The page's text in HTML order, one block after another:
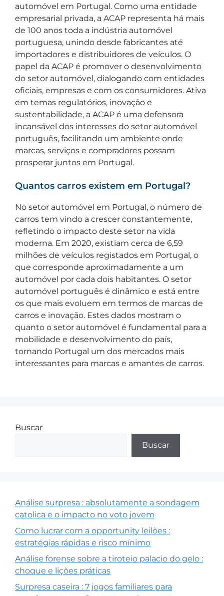
automóvel em Portugal. Como uma entidade
empresarial privada, a ACAP representa há mais
de 100 anos toda a indústria automóvel
portuguesa, unindo desde fabricantes até
importadores e distribuidores de veículos. O
papel da ACAP é promover o desenvolvimento
do setor automóvel, dialogando com entidades
oficiais, empresas e com os consumidores. Ativa
em temas regulatórios, inovação e
sustentabilidade, a ACAP é uma defensora
incansável dos interesses do setor automóvel
português, facilitando um ambiente onde
marcas, serviços e compradores possam
prosperar juntos em Portugal.
Quantos carros existem em Portugal?
No setor automóvel em Portugal, o número de
carros tem vindo a crescer constantemente,
refletindo o impacto deste setor na vida
moderna. Em 2020, existiam cerca de 6,59
milhões de veículos registados em Portugal, o
que corresponde aproximadamente a um
automóvel por cada dois habitantes. O setor
automóvel português é dinâmico e está entre
os que mais evoluem em termos de marcas de
carros e inovação. Estes dados mostram o
quanto o setor automóvel é fundamental para a
mobilidade e desenvolvimento do país,
tornando Portugal um dos mercados mais
interessantes para marcas e amantes de carros.
Buscar
Buscar
Análise surpresa : absolutamente a sondagem
catolica e o impacto no voto jovem
Como lucrar com a opportunity leilões :
estratégias rápidas e risco mínimo
Análise forense sobre a tiroteio palacio do gelo :
choque e lições práticas
Surpresa caseira : 7 jogos familiares para